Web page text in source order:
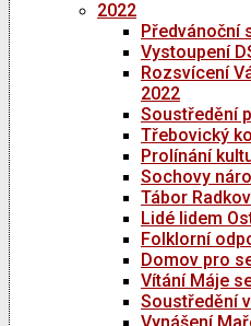
2022
Předvánoční
Vystoupení
Rozsvícení
2022
Soustředění
Třebovický
Prolínání
Sochovy
Tábor
Lidé lidem
Folklorní
Domov pro
Vítání Máje
Soustředění